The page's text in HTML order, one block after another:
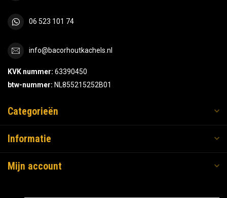
06 523 101 74
info@bacorhoutkachels.nl
KVK nummer: 63390450
btw-nummer: NL855215252B01
Categorieën
Informatie
Mijn account